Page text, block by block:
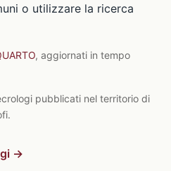
o utilizzare la ricerca
, aggiornati in tempo
pubblicati nel territorio di
→